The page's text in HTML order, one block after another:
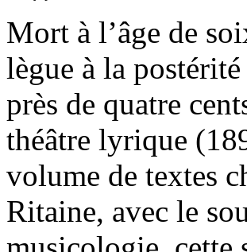
Mort à l’âge de
lègue à la
près de quatre
théâtre lyrique
volume de textes
Ritaine, avec le